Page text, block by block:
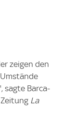
zeigen den
sagte Barca-
La